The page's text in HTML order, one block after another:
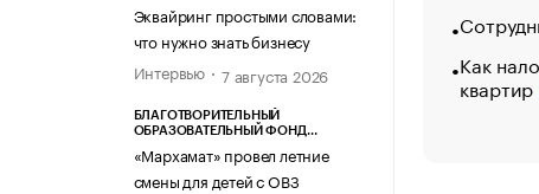
Эквайринг простыми словами:
что нужно знать бизнесу
Интервью
7 августа 2026
БЛАГОТВОРИТЕЛЬНЫЙ
ОБРАЗОВАТЕЛЬНЫЙ ФОНД
«Мархамат» провел летние
смены для детей с ОВЗ
Как
квартир